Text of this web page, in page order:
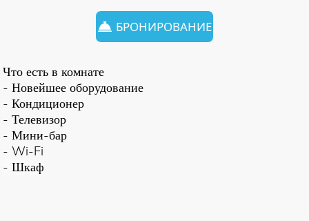
БРОНИРОВАНИЕ
Что есть в комнате
- Новейшее оборудование
- Кондиционер
- Телевизор
- Мини-бар
- Wi-Fi
- Шкаф